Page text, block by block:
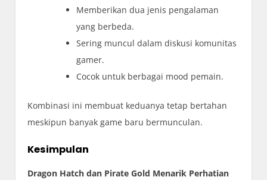
Memberikan dua jenis pengalaman
yang berbeda.
Sering muncul dalam diskusi komunitas
gamer.
Cocok untuk berbagai mood pemain.
Kombinasi ini membuat keduanya tetap bertahan
meskipun banyak game baru bermunculan.
Kesimpulan
Dragon Hatch dan Pirate Gold Menarik Perhatian